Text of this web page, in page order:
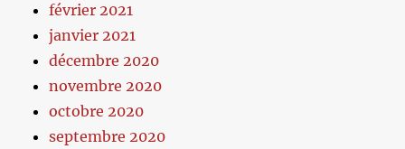
février 2021
janvier 2021
décembre 2020
novembre 2020
octobre 2020
septembre 2020